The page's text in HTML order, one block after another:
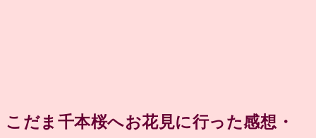
こだま千本桜へお花見に行った感想・